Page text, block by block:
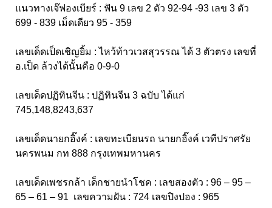
แนวทางเจ๊ฟองเบียร์ : ฟัน 9 เลข 2 ตัว 92-94 -93 เลข 3 ตัว
699 - 839 เม็ดเดียว 95 - 359
เลขเด็ดเป็ดเชิญยิ้ม : ไหว้ท้าวเวสสุวรรณ ได้ 3 ตัวตรง เลขที่
อ.เป็ด ล้วงได้นั้นคือ 0-9-0
เลขเด็ดปฏิทินจีน : ปฏิทินจีน 3 ฉบับ ได้แก่
745,148,8243,637
เลขเด็ดนายกอิ๊งค์ : เลขทะเบียนรถ นายกอิ๊งค์ เวทีปราศรัย
นครพนม กท 888 กรุงเทพมหานคร
เลขเด็ดเพชรกล้า เด็กชายนำโชค : เลขสองตัว : 96 – 95 –
65 – 61 – 91 เลขความฝัน : 724 เลขปิงปอง : 965